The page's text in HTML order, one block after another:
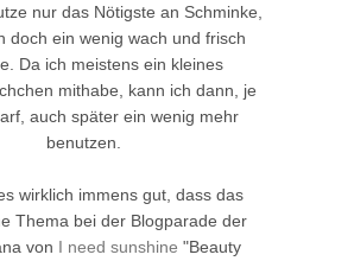
nur das Nötigste an Schminke,
doch ein wenig wach und frisch
Da ich meistens ein kleines
mithabe, kann ich dann, je
auch später ein wenig mehr
benutzen.
wirklich immens gut, dass das
Thema bei der Blogparade der
von I need sunshine "Beauty